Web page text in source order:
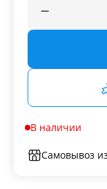
В наличии
Самовывоз из